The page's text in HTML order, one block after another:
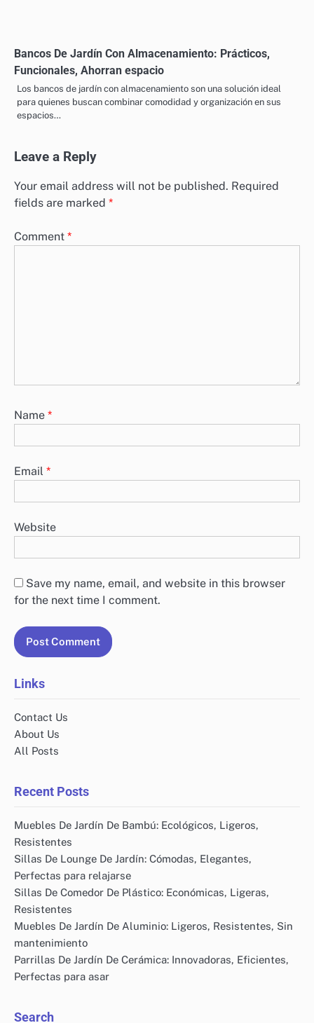
Bancos De Jardín Con Almacenamiento: Prácticos,
Funcionales, Ahorran espacio
Los bancos de jardín con almacenamiento son una solución ideal
para quienes buscan combinar comodidad y organización en sus
espacios…
Leave a Reply
Your email address will not be published. Required
fields are marked *
Comment *
Name *
Email *
Website
Save my name, email, and website in this browser
for the next time I comment.
Links
Contact Us
About Us
All Posts
Recent Posts
Muebles De Jardín De Bambú: Ecológicos, Ligeros,
Resistentes
Sillas De Lounge De Jardín: Cómodas, Elegantes,
Perfectas para relajarse
Sillas De Comedor De Plástico: Económicas, Ligeras,
Resistentes
Muebles De Jardín De Aluminio: Ligeros, Resistentes, Sin
mantenimiento
Parrillas De Jardín De Cerámica: Innovadoras, Eficientes,
Perfectas para asar
Search